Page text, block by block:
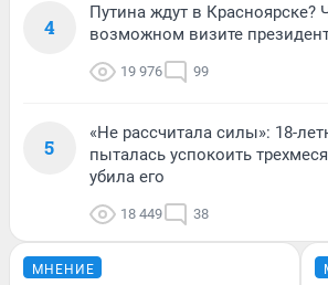
4
Путина ждут в Красноярске?
возможном визите
19 976 99
5
«Не рассчитала силы»: 18-
пыталась успокоить
убила его
18 449 38
МНЕНИЕ